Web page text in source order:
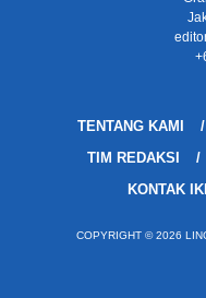
TENTANG KAMI
TIM REDAKSI
KONTAK
COPYRIGHT © 2026